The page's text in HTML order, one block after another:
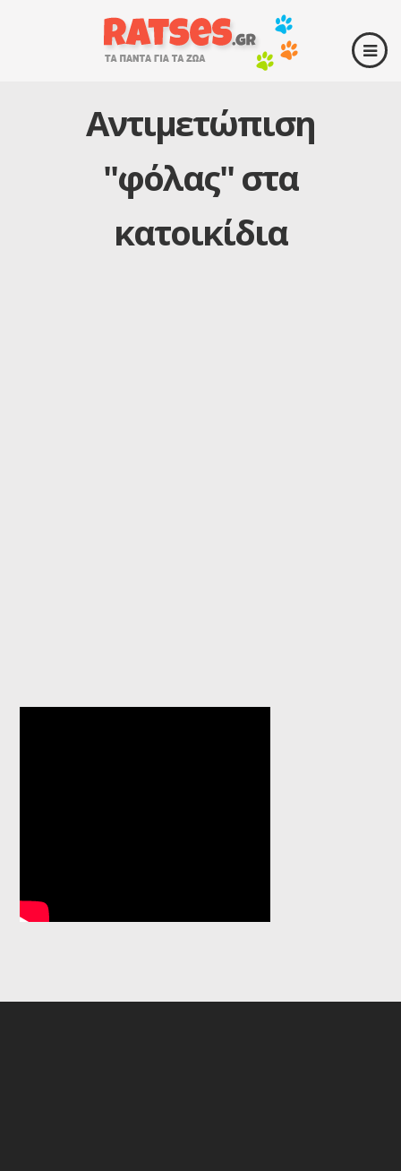
Αντιμετώπιση
''φόλας'' στα
κατοικίδια